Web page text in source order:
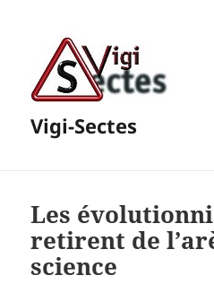
Vigi-Sectes
Les
retirent de
science